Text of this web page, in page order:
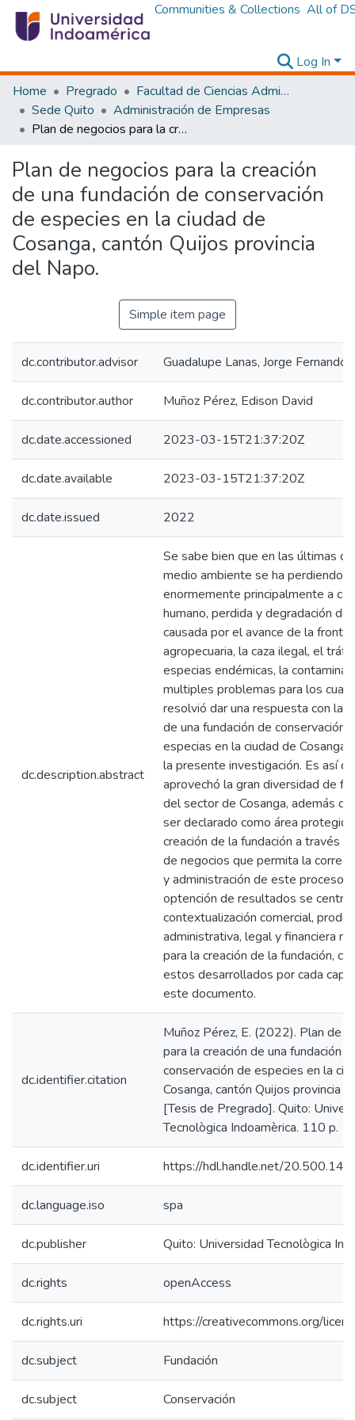
Communities & Collections All of
Log In
Home
Pregrado
Facultad de Ciencias Administrativas y Económicas
Sede Quito
Administración de Empresas
Plan de negocios para la creación de una fundación de conservación de especies en la ciudad de Cosanga, cantón Quijos provincia del Napo.
Plan de negocios para la creación
de una fundación de conservación
de especies en la ciudad de
Cosanga, cantón Quijos provincia
del Napo.
Simple item page
dc.contributor.advisor Guadalupe Lanas, Jorge Fernando
dc.contributor.author Muñoz Pérez, Edison David
dc.date.accessioned 2023-03-15T21:37:20Z
dc.date.available 2023-03-15T21:37:20Z
dc.date.issued 2022
dc.description.abstract
Se sabe bien que en las últimas
medio ambiente se ha perdiendo
enormemente principalmente a
humano, perdida y degradación
causada por el avance de la
agropecuaria, la caza ilegal, el
especias endémicas, la
multiples problemas para los
resolvió dar una respuesta con la
de una fundación de conservación
especias en la ciudad de
la presente investigación. Es así
aprovechó la gran diversidad de
del sector de Cosanga, además
ser declarado como área
creación de la fundación a través
de negocios que permita la
y administración de este proceso.
optención de resultados se centro
contextualización comercial,
administrativa, legal y financiera
para la creación de la fundación,
estos desarrollados por cada
este documento.
dc.identifier.citation
Muñoz Pérez, E. (2022). Plan de
para la creación de una fundación
conservación de especies en la
Cosanga, cantón Quijos provincia
[Tesis de Pregrado]. Quito:
Tecnològica Indoamèrica. 110 p.
dc.identifier.uri https://hdl.handle.net/
dc.language.iso spa
dc.publisher Quito: Universidad Tecnològica
dc.rights openAccess
dc.rights.uri https://creativecommons.org/
dc.subject Fundación
dc.subject Conservación